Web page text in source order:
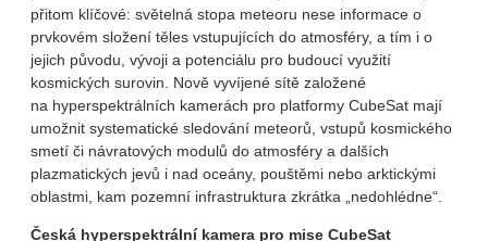
přitom klíčové: světelná stopa meteoru nese informace o
prvkovém složení těles vstupujících do atmosféry, a tím i o
jejich původu, vývoji a potenciálu pro budoucí využití
kosmických surovin. Nově vyvíjené sítě založené
na hyperspektrálních kamerách pro platformy CubeSat mají
umožnit systematické sledování meteorů, vstupů kosmického
smetí či návratových modulů do atmosféry a dalších
plazmatických jevů i nad oceány, pouštěmi nebo arktickými
oblastmi, kam pozemní infrastruktura zkrátka „nedohlédne“.
Česká hyperspektrální kamera pro mise CubeSat